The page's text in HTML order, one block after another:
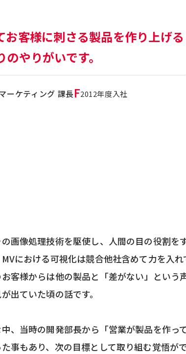
お客様に刺さる製品を作り上げる
やりがいです。
ーケティング 課長F2012年度入社
画像処理技術を駆使し、人間の目の役割を
における可視化は競合他社含めて力を入
客様からは他の製品と「差がない」とい
出ていた頃の話です。
、当時の開発部長から「営業が製品を作
事もあり、次の目標として取り組む覚悟が